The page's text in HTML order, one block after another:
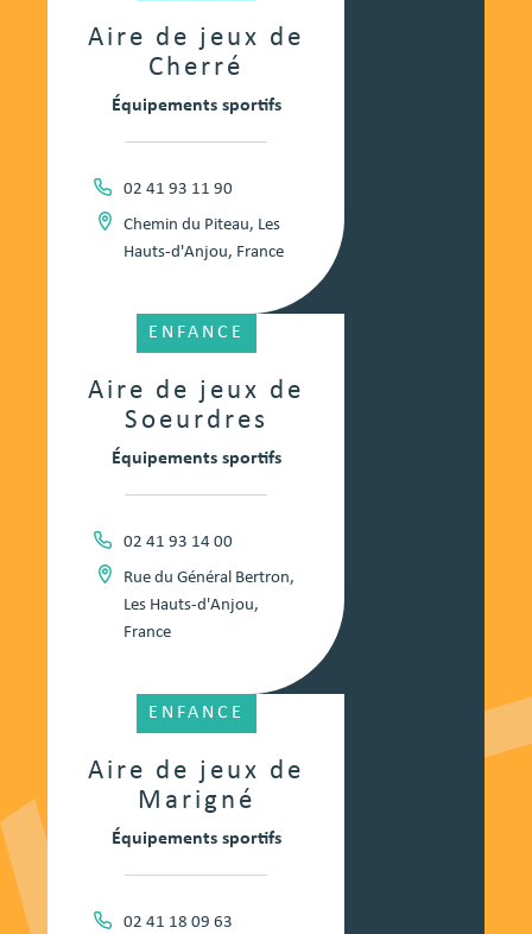
Aire de jeux de
Cherré
Équipements sportifs
02 41 93 11 90
Chemin du Piteau, Les
Hauts-d'Anjou, France
Aire de jeux de
Soeurdres
ENFANCE
Équipements sportifs
02 41 93 14 00
Rue du Général Bertron,
Les Hauts-d'Anjou,
France
Aire de jeux de
Marigné
ENFANCE
Équipements sportifs
02 41 18 09 63